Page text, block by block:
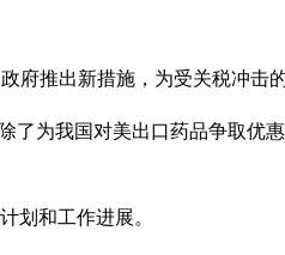
推出新措施，为受关税冲击
了为我国对美出口药品争取优
划和工作进展。